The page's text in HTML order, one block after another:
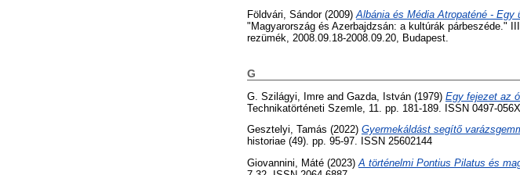
Földvári, Sándor(2009) Albánia és Média Atropaténé - Egy
"Magyarország és Azerbajdzsán: a kultúrák párbeszéde."
rezümék, 2008.09.18-2008.09.20, Budapest.
G
G. Szilágyi, Imre and Gazda, István (1979) Egy fejezet az
Technikatörténeti Szemle, 11. pp. 181-189. ISSN 0497-056X
Gesztelyi, Tamás (2022) Gyermekáldást segítő
historiae (49). pp. 95-97. ISSN 25602144
Giovannini, Máté (2023)A történelmi Pontius Pilatus és